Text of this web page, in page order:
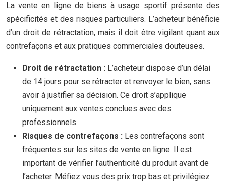
La vente en ligne de biens à usage sportif présente des
spécificités et des risques particuliers. L’acheteur bénéficie
d’un droit de rétractation, mais il doit être vigilant quant aux
contrefaçons et aux pratiques commerciales douteuses.
Droit de rétractation : L’acheteur dispose d’un délai
de 14 jours pour se rétracter et renvoyer le bien, sans
avoir à justifier sa décision. Ce droit s’applique
uniquement aux ventes conclues avec des
professionnels.
Risques de contrefaçons : Les contrefaçons sont
fréquentes sur les sites de vente en ligne. Il est
important de vérifier l’authenticité du produit avant de
l’acheter. Méfiez vous des prix trop bas et privilégiez